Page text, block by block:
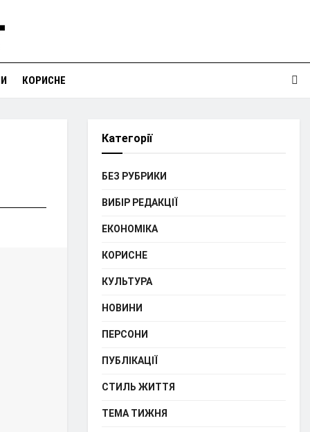
КОРИСНЕ
Категорії
БЕЗ РУБРИКИ
ВИБІР РЕДАКЦІЇ
ЕКОНОМІКА
КОРИСНЕ
КУЛЬТУРА
НОВИНИ
ПЕРСОНИ
ПУБЛІКАЦІЇ
СТИЛЬ ЖИТТЯ
ТЕМА ТИЖНЯ